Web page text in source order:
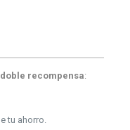
recompensa:
tu ahorro.